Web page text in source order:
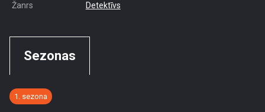
Žanrs Detektīvs
Sezonas
1. sezona